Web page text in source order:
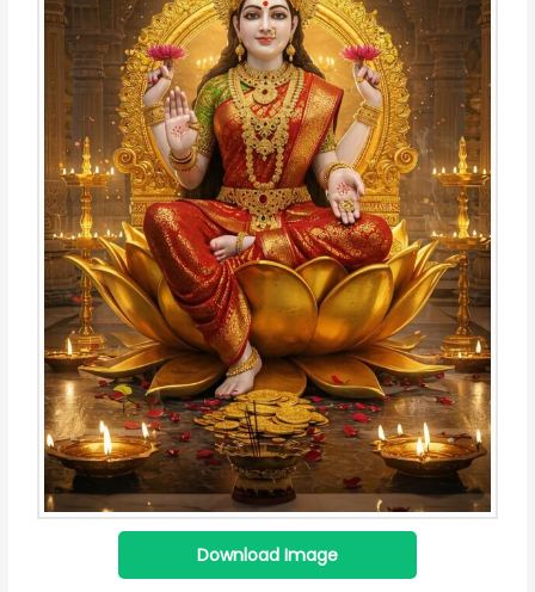
Download Image